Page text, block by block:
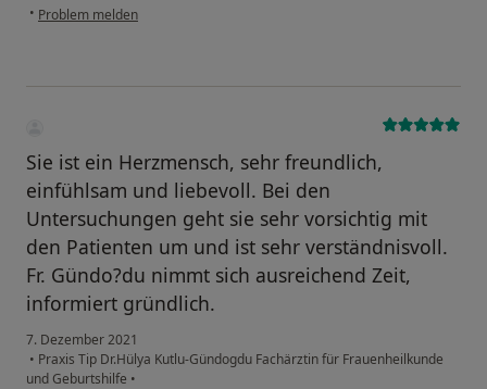
• Problem melden
Sie ist ein Herzmensch, sehr freundlich,
einfühlsam und liebevoll. Bei den
Untersuchungen geht sie sehr vorsichtig mit
den Patienten um und ist sehr verständnisvoll.
Fr. Gündo?du nimmt sich ausreichend Zeit,
informiert gründlich.
7. Dezember 2021
• Praxis Tip Dr.Hülya Kutlu-Gündogdu Fachärztin für Frauenheilkunde
und Geburtshilfe •